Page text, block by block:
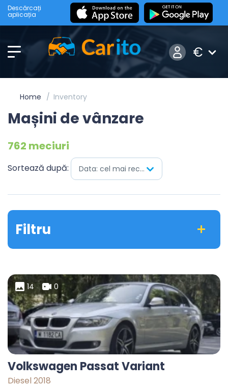
Descărcați
aplicația
€
Home Inventory
Mașini de vânzare
762 meciuri
Sortează după: Data: cel mai recent mai întâi
Filtru
14 0
Volkswagen Passat Variant
Diesel 2018